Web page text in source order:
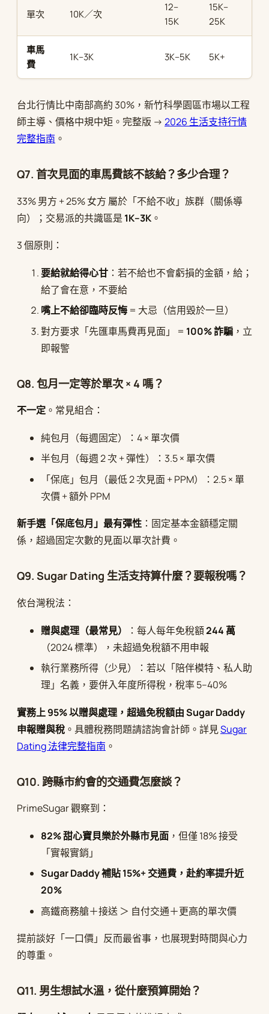
單次 10K／次
12–
15K
15K–
25K
車馬
費
1K–3K 3K–5K 5K+
台北行情比中南部高約 30%，新竹科學園區市場以工程
師主導、價格中規中矩。完整版 → 2026 生活支持行情
完整指南 。
Q7. 首次見面的車馬費該不該給？多少合理？
33% 男方 + 25% 女方 屬於「不給不收」族群（關係導
向）；交易派的共識區是 1K–3K 。
3 個原則：
要給就給得心甘 ：若不給也不會虧損的金額，給；
給了會在意，不要給
嘴上不給卻臨時反悔 = 大忌（信用毀於一旦）
對方要求「先匯車馬費再見面」 = 100% 詐騙 ，立
即報警
Q8. 包月一定等於單次 × 4 嗎？
不一定 。常見組合：
純包月（每週固定）：4 × 單次價
半包月（每週 2 次 + 彈性）：3.5 × 單次價
「保底」包月（最低 2 次見面 + PPM）：2.5 × 單
次價 + 額外 PPM
新手選「保底包月」最有彈性 ：固定基本金額穩定關
係，超過固定次數的見面以單次計費。
Q9. Sugar Dating 生活支持算什麼？要報稅嗎？
依台灣稅法：
贈與處理（最常見） ：每人每年免稅額244 萬
（2024 標準），未超過免稅額不用申報
執行業務所得（少見）：若以「陪伴模特、私人助
理」名義，要併入年度所得稅，稅率 5–40%
實務上 95% 以贈與處理，超過免稅額由 Sugar Daddy
申報贈與稅 。具體稅務問題請諮詢會計師。詳見Sugar
Dating 法律完整指南 。
Q10. 跨縣市約會的交通費怎麼談？
PrimeSugar 觀察到：
82% 甜心寶貝樂於外縣市見面 ，但僅 18% 接受
「實報實銷」
Sugar Daddy 補貼 15%+ 交通費，赴約率提升近
20%
高鐵商務艙＋接送 ＞ 自付交通＋更高的單次價
提前談好「一口價」反而最省事，也展現對時間與心力
的尊重。
Q11. 男生想試水溫，從什麼預算開始？